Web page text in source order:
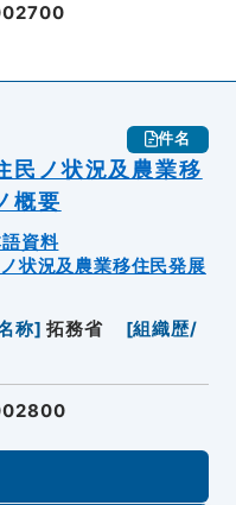
件名
民ノ状況及農業移
概要
資料
状況及農業移住民発展
称] 拓務省 [組織歴/